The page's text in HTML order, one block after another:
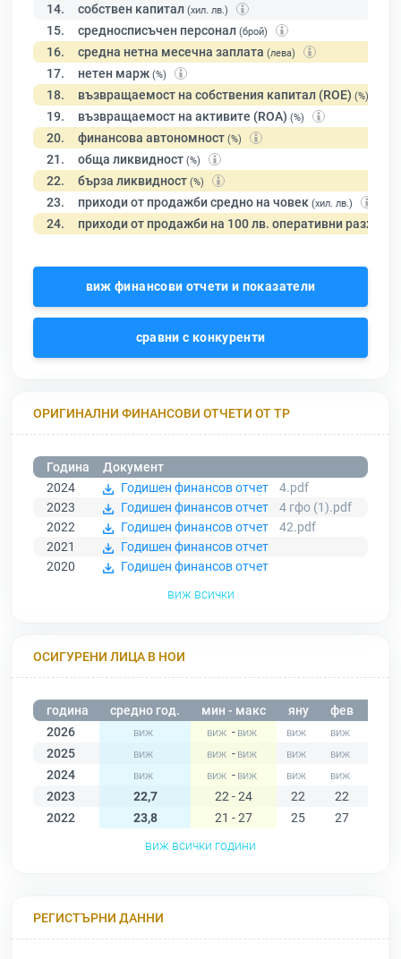
14. собствен капитал (хил. лв.)
15. средносписъчен персонал (брой)
16. средна нетна месечна заплата (лева)
17. нетен марж (%)
18. възвращаемост на собствения капитал (ROE) (%)
19. възвращаемост на активите (ROA) (%)
20. финансова автономност (%)
21. обща ликвидност (%)
22. бърза ликвидност (%)
23. приходи от продажби средно на човек (хил. лв.)
24. приходи от продажби на 100 лв. оперативни разходи
виж финансови отчети и показатели
сравни с конкуренти
ОРИГИНАЛНИ ФИНАНСОВИ ОТЧЕТИ ОТ ТР
Година
Документ
2024
Годишен финансов отчет
4.pdf
2023
Годишен финансов отчет
4 гфо (1).pdf
2022
Годишен финансов отчет
42.pdf
2021
Годишен финансов отчет
2020
Годишен финансов отчет
виж всички
ОСИГУРЕНИ ЛИЦА В НОИ
година средно год. мин - макс яну фев
2026
-
2025
-
2024
-
2023
22,7 22 - 24 22 22
2022
23,8 21 - 27 25 27
виж всички години
РЕГИСТЪРНИ ДАННИ